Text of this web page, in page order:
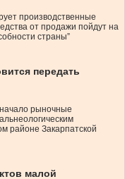
производственные
от продажи пойдут на
страны”
передать
рыночные
районе Закарпатской
малой